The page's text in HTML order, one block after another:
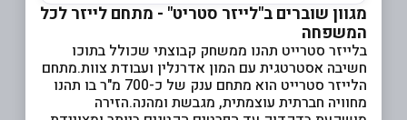
מגוון שוברים ב"לייזר סטריט" - מתחם לייזר לכל
המשפחה
בלייזר סטרייט תהנו ממשחק קבוצתי שכולל בתוכו
חשיבה אסטרטגית עם המון אדרנלין ועבודת צוות.מתחם
הלייזר סטרייט הוא מתחם ענק של כ-700 מ"ר בו תהנו
מחוויה חברתית עוצמתית, מגבשת ומהנה.הזירה